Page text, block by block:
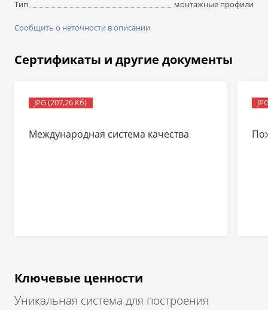
Тип монтажные профили
Сообщить о неточности в описании
Сертификаты и другие документы
JPG (207,26 Кб)
Международная система качества
Ключевые ценности
Уникальная система для построения